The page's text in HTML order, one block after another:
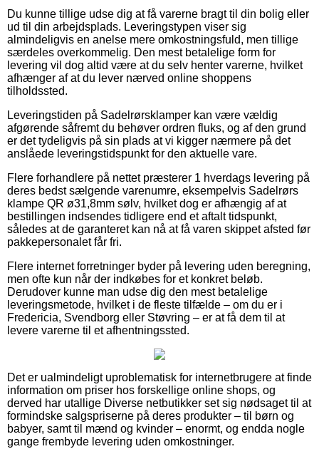
Du kunne tillige udse dig at få varerne bragt til din bolig eller
ud til din arbejdsplads. Leveringstypen viser sig
almindeligvis en anelse mere omkostningsfuld, men tillige
særdeles overkommelig. Den mest betalelige form for
levering vil dog altid være at du selv henter varerne, hvilket
afhænger af at du lever nærved online shoppens
tilholdssted.
Leveringstiden på Sadelrørsklamper kan være vældig
afgørende såfremt du behøver ordren fluks, og af den grund
er det tydeligvis på sin plads at vi kigger nærmere på det
anslåede leveringstidspunkt for den aktuelle vare.
Flere forhandlere på nettet præsterer 1 hverdags levering på
deres bedst sælgende varenumre, eksempelvis Sadelrørs
klampe QR ø31,8mm sølv, hvilket dog er afhængig af at
bestillingen indsendes tidligere end et aftalt tidspunkt,
således at de garanteret kan nå at få varen skippet afsted før
pakkepersonalet får fri.
Flere internet forretninger byder på levering uden beregning,
men ofte kun når der indkøbes for et konkret beløb.
Derudover kunne man udse dig den mest betalelige
leveringsmetode, hvilket i de fleste tilfælde – om du er i
Fredericia, Svendborg eller Støvring – er at få dem til at
levere varerne til et afhentningssted.
Det er ualmindeligt uproblematisk for internetbrugere at finde
information om priser hos forskellige online shops, og
derved har utallige Diverse netbutikker set sig nødsaget til at
formindske salgspriserne på deres produkter – til børn og
babyer, samt til mænd og kvinder – enormt, og endda nogle
gange frembyde levering uden omkostninger.